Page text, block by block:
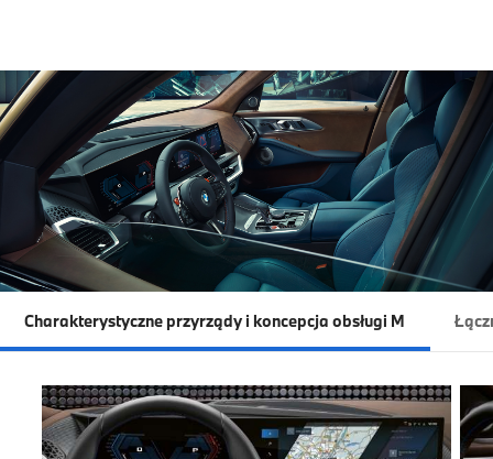
Charakterystyczne przyrządy i koncepcja obsługi M